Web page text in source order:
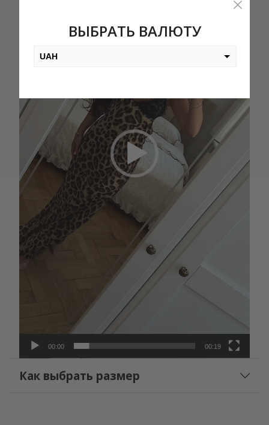
00:00 00:19
Как выбрать размер
ВЫБРАТЬ ВАЛЮТУ
UAH
EUR
PLN
KZT
AED